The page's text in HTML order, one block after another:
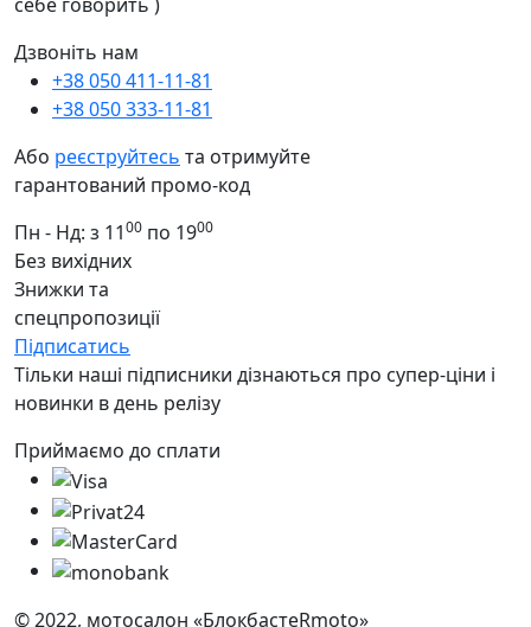
Дзвоніть нам
+38 050 411-11-81
+38 050 333-11-81
Або реєструйтесь та отримуйте
гарантований промо-код
Пн - Нд: з 1100 по 1900
Без вихідних
Знижки та
спецпропозиції
Підписатись
Тільки наші підписники дізнаються про супер-ціни і
новинки в день релізу
Приймаємо до сплати
© 2022, мотосалон «БлокбастеRmoto»